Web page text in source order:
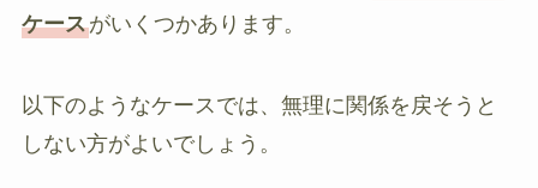
ケースがいくつかあります。
以下のようなケースでは、無理に関係を戻そうと
しない方がよいでしょう。